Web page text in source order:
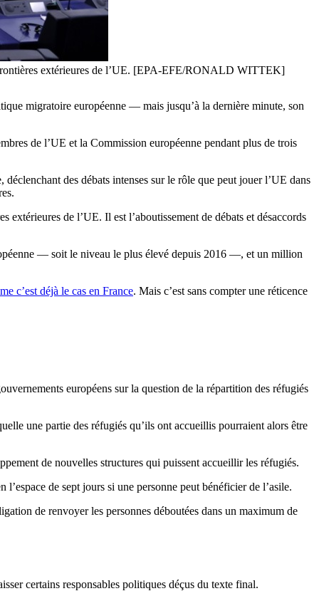
frontières extérieures de l’UE. [EPA-EFE/RONALD WITTEK]
migratoire européenne — mais jusqu’à la dernière minute, son
de l’UE et la Commission européenne pendant plus de trois
des débats intenses sur le rôle que peut jouer l’UE dans
extérieures de l’UE. Il est l’aboutissement de débats et désaccords
— soit le niveau le plus élevé depuis 2016 —, et un million
c’est déjà le cas en France. Mais c’est sans compter une réticence
européens sur la question de la répartition des réfugiés
une partie des réfugiés qu’ils ont accueillis pourraient alors être
de nouvelles structures qui puissent accueillir les réfugiés.
de sept jours si une personne peut bénéficier de l’asile.
de renvoyer les personnes déboutées dans un maximum de
certains responsables politiques déçus du texte final.